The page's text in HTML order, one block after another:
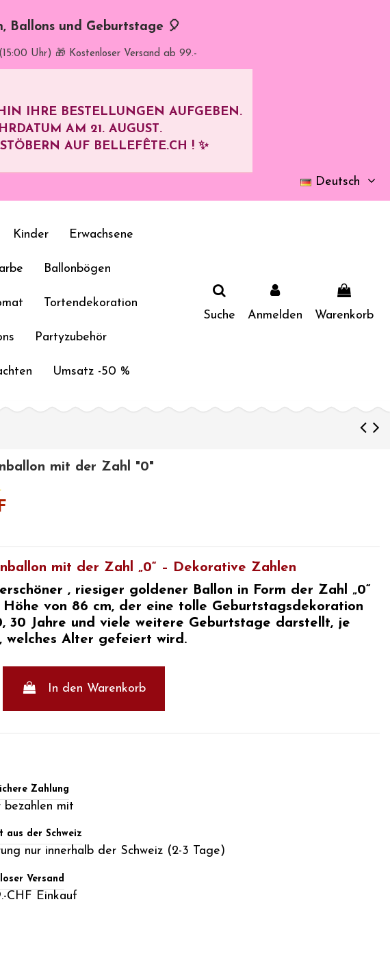
Ballons und Geburtstage 🎈
Uhr) 🎁 Kostenloser Versand ab 99.-
IHRE BESTELLUNGEN AUFGEBEN.
AM 21. AUGUST.
AUF BELLEFÊTE.CH ! ✨
Deutsch
Kinder Erwachsene
Ballonbögen
Tortendekoration
Partyzubehör
Umsatz -50 %
Suche Anmelden Warenkorb
mit der Zahl "0"
mit der Zahl „0“ – Dekorative Zahlen
, riesiger goldener Ballon in Form der Zahl „0“
von 86 cm, der eine tolle Geburtstagsdekoration
30 Jahre und viele weitere Geburtstage darstellt, je
welches Alter gefeiert wird.
In den Warenkorb
Zahlung
bezahlen mit
aus der Schweiz
nur innerhalb der Schweiz (2-3 Tage)
Versand
CHF Einkauf